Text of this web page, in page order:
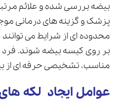
بیضه بررسی شده و علائم
پزشک و گزینه های درمانی
محدوده ای از شرایط می
بر روی کیسه بیضه شوند. فرد
مناسب، تشخیصی حرفه ای از
عوامل ایجاد لکه
قدرت گرفته از